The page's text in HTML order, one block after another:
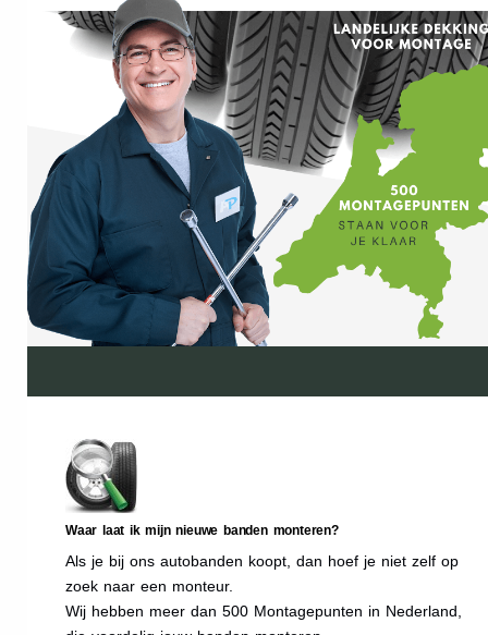
Waar laat ik mijn nieuwe banden monteren?
Als je bij ons autobanden koopt, dan hoef je niet zelf op
zoek naar een monteur.
Wij hebben meer dan 500 Montagepunten in Nederland,